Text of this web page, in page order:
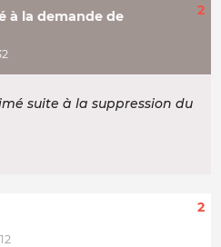
à la demande de
2
suite à la suppression du
2